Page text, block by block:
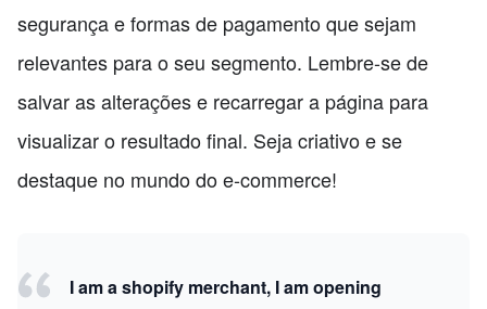
segurança e formas de pagamento que sejam
relevantes para o seu segmento. Lembre-se de
salvar as alterações e recarregar a página para
visualizar o resultado final. Seja criativo e se
destaque no mundo do e-commerce!
I am a shopify merchant, I am opening